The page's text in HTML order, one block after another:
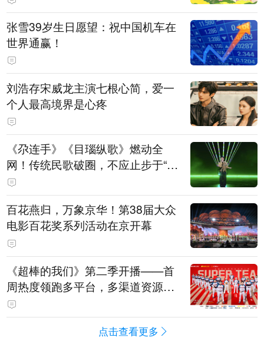
张雪39岁生日愿望：祝中国机车在
世界通赢！
刘浩存宋威龙主演七根心简，爱一
个人最高境界是心疼
《尕连手》《目瑙纵歌》燃动全
网！传统民歌破圈，不应止步于“上
头”
百花燕归，万象京华！第38届大众
电影百花奖系列活动在京开幕
《超棒的我们》第二季开播——首
周热度领跑多平台，多渠道资源加
持助推棒球文化出圈
点击查看更多